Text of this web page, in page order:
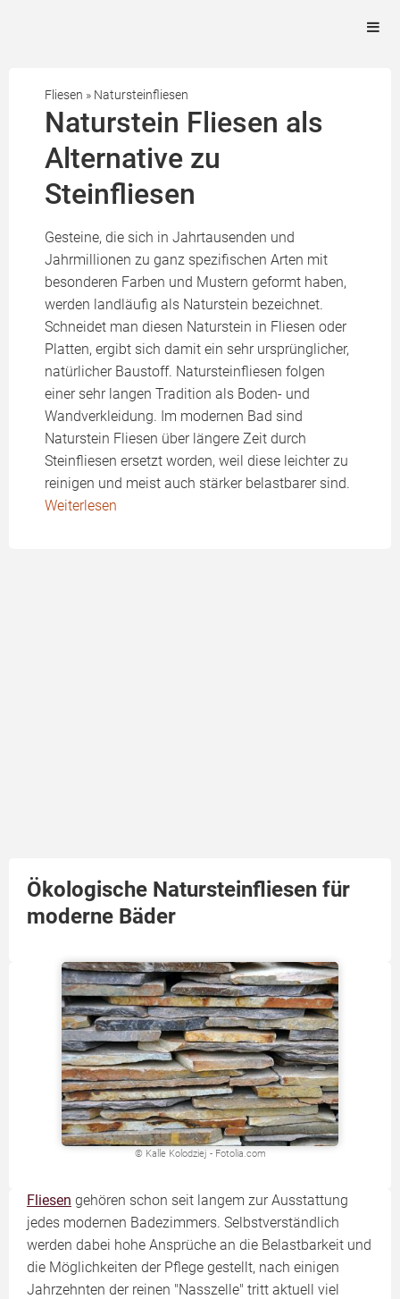
Fliesen » Natursteinfliesen
Naturstein Fliesen als
Alternative zu
Steinfliesen
Gesteine, die sich in Jahrtausenden und
Jahrmillionen zu ganz spezifischen Arten mit
besonderen Farben und Mustern geformt haben,
werden landläufig als Naturstein bezeichnet.
Schneidet man diesen Naturstein in Fliesen oder
Platten, ergibt sich damit ein sehr ursprünglicher,
natürlicher Baustoff. Natursteinfliesen folgen
einer sehr langen Tradition als Boden- und
Wandverkleidung. Im modernen Bad sind
Naturstein Fliesen über längere Zeit durch
Steinfliesen ersetzt worden, weil diese leichter zu
reinigen und meist auch stärker belastbarer sind.
Weiterlesen
Ökologische Natursteinfliesen für
moderne Bäder
© Kalle Kolodziej - Fotolia.com
Fliesen gehören schon seit langem zur Ausstattung
jedes modernen Badezimmers. Selbstverständlich
werden dabei hohe Ansprüche an die Belastbarkeit und
die Möglichkeiten der Pflege gestellt, nach einigen
Jahrzehnten der reinen "Nasszelle" tritt aktuell viel